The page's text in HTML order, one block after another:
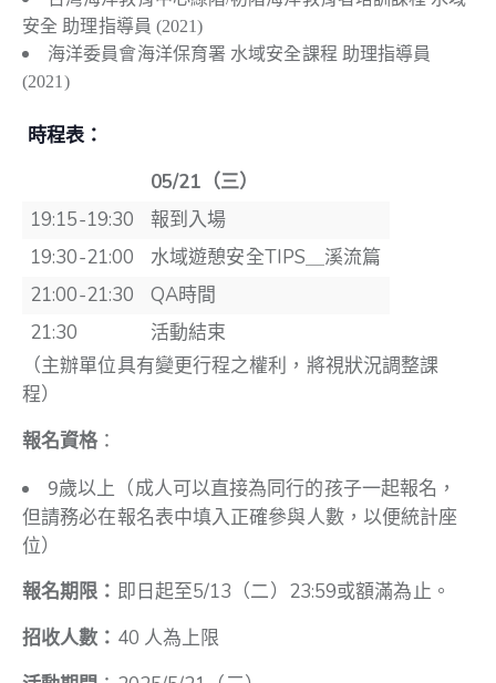
安全 助理指導員 (2021)
海洋委員會海洋保育署 水域安全課程 助理指導員
(2021)
時程表：
05/21（三）
19:15-19:30
報到入場
19:30-21:00
水域遊憩安全TIPS＿溪流篇
21:00-21:30
QA時間
21:30
活動結束
（主辦單位具有變更行程之權利，將視狀況調整課
程）
報名資格：
9歲以上（成人可以直接為同行的孩子一起報名，
但請務必在報名表中填入正確參與人數，以便統計座
位）
報名期限： 即日起至5/13（二）23:59或額滿為止。
招收人數： 40 人為上限